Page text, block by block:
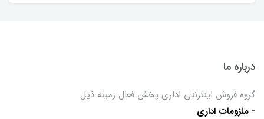
درباره ما
گروه فروش اینترنتی اداری پخش فعال زمینه ذیل
- ملزومات اداری